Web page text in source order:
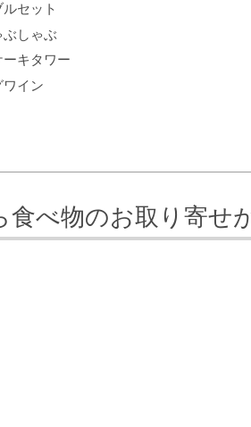
セット
しゃぶ
キタワー
イン
べ物のお取り寄せ